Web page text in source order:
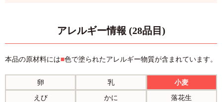
アレルギー情報 (28品目)
本品の原材料には■色で塗られたアレルギー物質が含まれています。
卵 乳
小麦
えび
かに
落花生